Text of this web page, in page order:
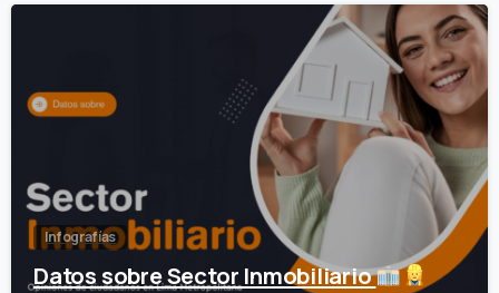
0
Infografías
Datos sobre Sector Inmobiliario